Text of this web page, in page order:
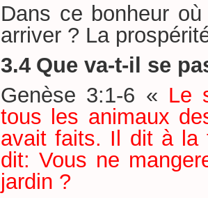
Dans ce bonheur
arriver ? La
3.4 Que va-t-il se
Genèse 3:1-6 « Le
tous les animaux
avait faits. Il dit à la
dit: Vous ne
jardin ?